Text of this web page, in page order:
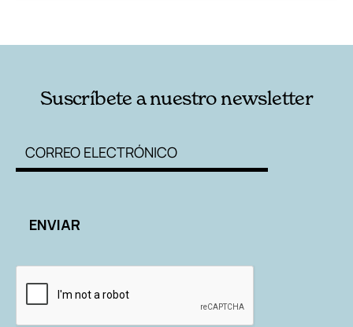
Suscríbete a nuestro newsletter